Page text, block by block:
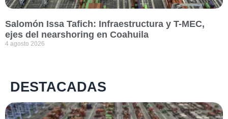
Salomón Issa Tafich: Infraestructura y T-MEC,
ejes del nearshoring en Coahuila
4 agosto 2026
DESTACADAS